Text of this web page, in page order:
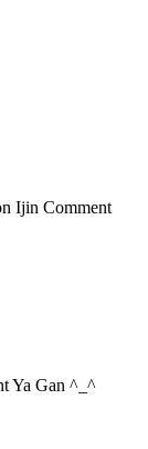
Ijin Comment
Ya Gan ^_^